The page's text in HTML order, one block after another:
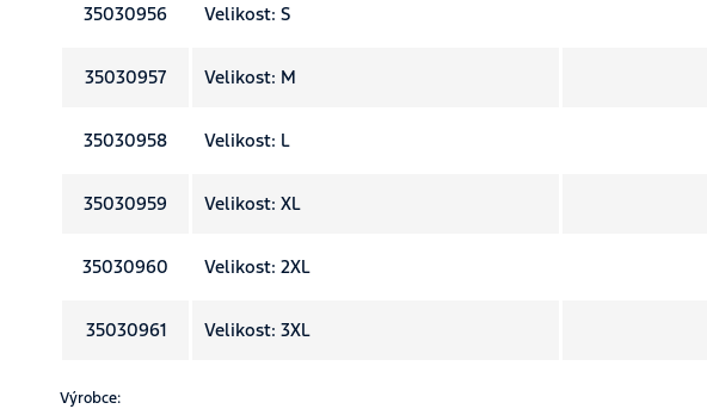
35030956 Velikost: S
35030957 Velikost: M
35030958 Velikost: L
35030959 Velikost: XL
35030960 Velikost: 2XL
35030961 Velikost: 3XL
Výrobce: